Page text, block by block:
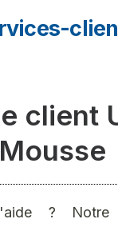
client
?